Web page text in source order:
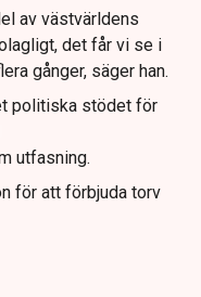
av västvärldens
det får vi se i
gånger, säger han.
politiska stödet för
utfasning.
för att förbjuda torv